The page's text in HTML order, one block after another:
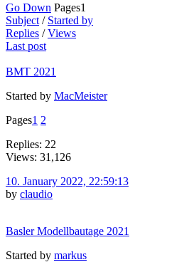
Go Down Pages1
Subject / Started by
Replies /Views
Last post
BMT 2021
Started by MacMeister
Pages1 2
Replies: 22
Views: 31,126
10. January 2022, 22:59:13
by claudio
Basler Modellbautage 2021
Started by markus